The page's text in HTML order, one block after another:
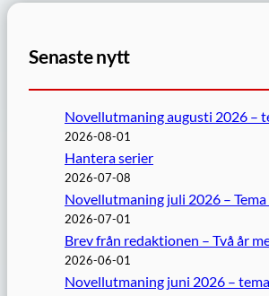
Senaste nytt
Novellutmaning augusti 2026 –
2026-08-01
Hantera serier
2026-07-08
Novellutmaning juli 2026 – Tema
2026-07-01
Brev från redaktionen – Två år
2026-06-01
Novellutmaning juni 2026 –